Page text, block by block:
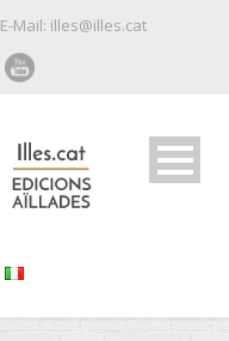
E-Mail: illes@illes.cat